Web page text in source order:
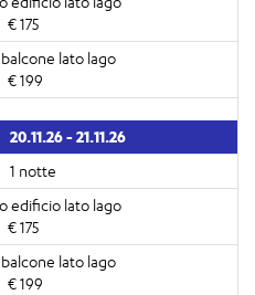
€ 175
€ 199
20.11.26 - 21.11.26
1 notte
€ 175
€ 199